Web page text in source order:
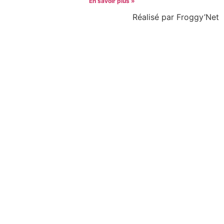
Réalisé par Froggy’Net